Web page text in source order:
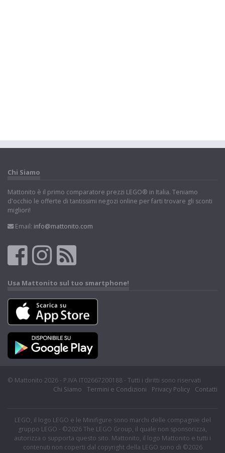
Chi Siamo
Mattonito è il primo comparatore prezzi LEGO® in Italia. Teniamo
d'occhio le offerte di tantissimi negozi online per farti trovare gli sconti
migliori!
Email: info@mattonito.com
Usa Mattonito sul tuo smartphone!
© Mattonito 2026 - P.IVA IT02667200188 - Tutti i diritti sono riservati
Chi Siamo
Termini e Condizioni Privacy Policy Contatti
LEGO, il logo LEGO e le Minifigure sono marchi delle compagnie del
gruppo LEGO - ©2026 The LEGO Group, il quale non sponsorizza,
autorizza o supporta questo sito. Mattonito, il logo Mattonito e tutti i
contenuti non coperti dal copyright della LEGO sono di ©2026